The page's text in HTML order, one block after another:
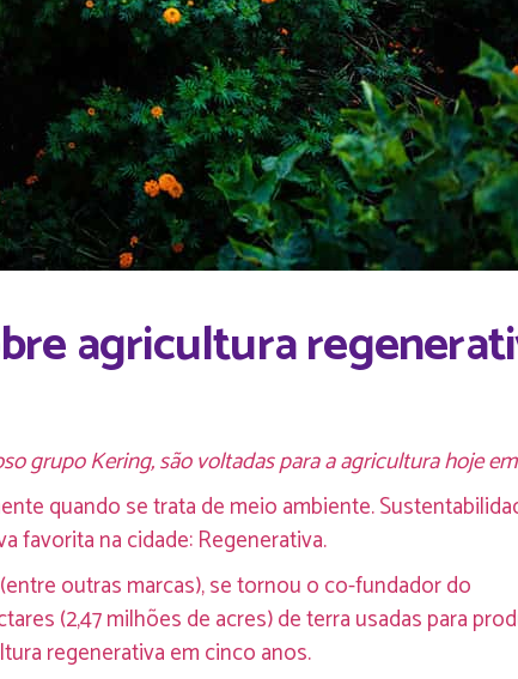
agricultura
grupo Kering, são voltadas para a agricultura hoje
quando se trata de meio ambiente.
favorita na cidade: Regenerativa.
outras marcas), se tornou o co-fundador do
(2,47 milhões de acres) de terra usadas para
regenerativa em cinco anos.